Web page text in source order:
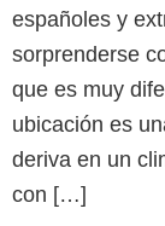
españoles y
sorprenderse
que es muy
ubicación es
deriva en un
con […]